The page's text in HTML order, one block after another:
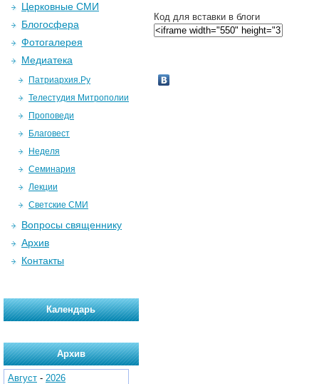
Код для вставки в блоги
Церковные СМИ
Блогосфера
Фотогалерея
Медиатека
Патриархия.Ру
Телестудия Митрополии
Проповеди
Благовест
Неделя
Семинария
Лекции
Светские СМИ
Вопросы священнику
Архив
Контакты
Календарь
Архив
Август - 2026